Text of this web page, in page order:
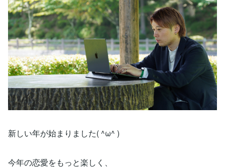
新しい年が始まりました( ^ω^ )
今年の恋愛をもっと楽しく、